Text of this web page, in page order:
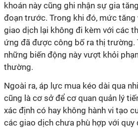
khoán này cũng ghi nhận sự gia
đoạn trước. Trong khi đó, mức tăng
giao dịch lại không đi kèm với các
ứng đã được công bố ra thị trường.
những biến động này vượt khỏi
thường.
Ngoài ra, áp lực mua kéo dài qua
cũng là cơ sở để cơ quan quản lý
xác định có hay không hành vi tạo
các giao dịch chưa phù hợp với quy